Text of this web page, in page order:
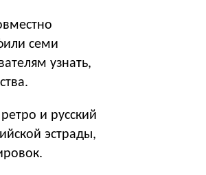
семи
узнать,
ретро и русский
эстрады,